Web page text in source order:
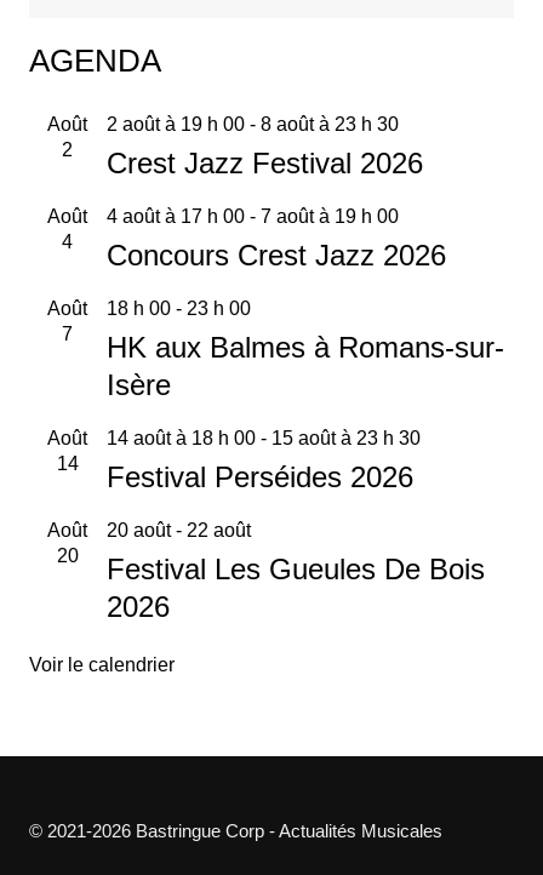
AGENDA
Août
2
2 août à 19 h 00- 8 août à 23 h 30
Crest Jazz Festival 2026
Août
4
4 août à 17 h 00- 7 août à 19 h 00
Concours Crest Jazz 2026
Août
7
18 h 00- 23 h 00
HK aux Balmes à Romans-sur-
Isère
Août
14
14 août à 18 h 00- 15 août à 23 h 30
Festival Perséides 2026
Août
20
20 août- 22 août
Festival Les Gueules De Bois
2026
Voir le calendrier
© 2021-2026 Bastringue Corp - Actualités Musicales